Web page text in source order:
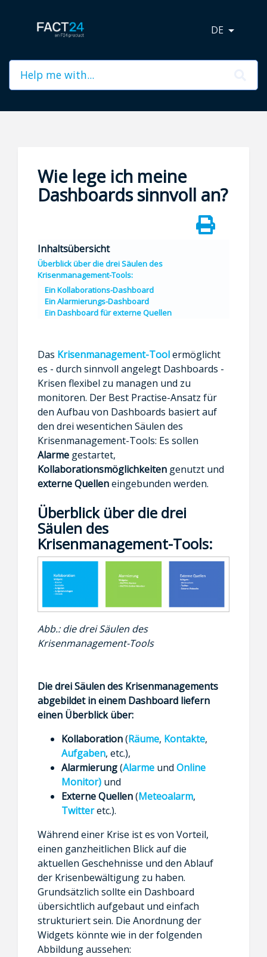
DE
Wie lege ich meine
Dashboards sinnvoll an?
Überblick über die drei Säulen des
Krisenmanagement-Tools:
Ein Kollaborations-Dashboard
Ein Alarmierungs-Dashboard
Ein Dashboard für externe Quellen
Das Krisenmanagement-Toolermöglicht
es - durch sinnvoll angelegt Dashboards -
Krisen flexibel zu managen und zu
monitoren. Der Best Practise-Ansatz für
den Aufbau von Dashboards basiert auf
den drei wesentichen Säulen des
Krisenmanagement-Tools: Es sollen
Alarmegestartet,
Kollaborationsmöglichkeitengenutzt und
externe Quelleneingebunden werden.
Überblick über die drei
Säulen des
Krisenmanagement-Tools:
Abb.: die drei Säulen des
Krisenmanagement-Tools
Die drei Säulen des Krisenmanagements
abgebildet in einem Dashboard liefern
einen Überblick über:
Kollaboration(Räume, Kontakte,
Aufgaben, etc.),
Alarmierung(Alarmeund Online
Monitor)und
Externe Quellen(Meteoalarm,
Twitteretc.).
Während einer Krise ist es von Vorteil,
einen ganzheitlichen Blick auf die
aktuellen Geschehnisse und den Ablauf
der Krisenbewältigung zu haben.
Grundsätzlich sollte ein Dashboard
übersichtlich aufgebaut und einfach
strukturiert sein. Die Anordnung der
Widgets könnte wie in der folgenden
Abbildung aussehen: